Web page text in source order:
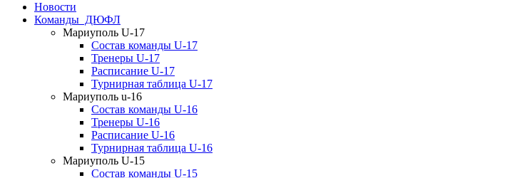
Новости
Команды ДЮФЛ
Мариуполь U-17
Состав команды U-17
Тренеры U-17
Расписание U-17
Турнирная таблица U-17
Мариуполь u-16
Состав команды U-16
Тренеры U-16
Расписание U-16
Турнирная таблица U-16
Мариуполь U-15
Состав команды U-15